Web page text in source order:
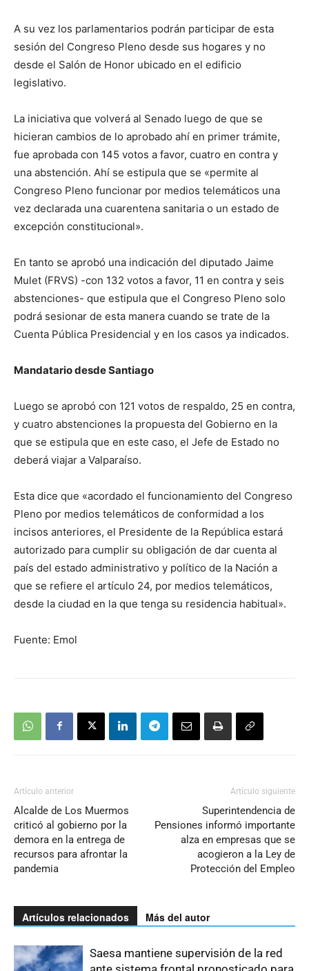
A su vez los parlamentarios podrán participar de esta
sesión del Congreso Pleno desde sus hogares y no
desde el Salón de Honor ubicado en el edificio
legislativo.
La iniciativa que volverá al Senado luego de que se
hicieran cambios de lo aprobado ahí en primer trámite,
fue aprobada con 145 votos a favor, cuatro en contra y
una abstención. Ahí se estipula que se «permite al
Congreso Pleno funcionar por medios telemáticos una
vez declarada una cuarentena sanitaria o un estado de
excepción constitucional».
En tanto se aprobó una indicación del diputado Jaime
Mulet (FRVS) -con 132 votos a favor, 11 en contra y seis
abstenciones- que estipula que el Congreso Pleno solo
podrá sesionar de esta manera cuando se trate de la
Cuenta Pública Presidencial y en los casos ya indicados.
Mandatario desde Santiago
Luego se aprobó con 121 votos de respaldo, 25 en contra,
y cuatro abstenciones la propuesta del Gobierno en la
que se estipula que en este caso, el Jefe de Estado no
deberá viajar a Valparaíso.
Esta dice que «acordado el funcionamiento del Congreso
Pleno por medios telemáticos de conformidad a los
incisos anteriores, el Presidente de la República estará
autorizado para cumplir su obligación de dar cuenta al
país del estado administrativo y político de la Nación a
que se refiere el artículo 24, por medios telemáticos,
desde la ciudad en la que tenga su residencia habitual».
Fuente: Emol
Artículo anterior
Alcalde de Los Muermos
criticó al gobierno por la
demora en la entrega de
recursos para afrontar la
pandemia
Artículo siguiente
Superintendencia de
Pensiones informó importante
alza en empresas que se
acogieron a la Ley de
Protección del Empleo
Artículos relacionados Más del autor
Saesa mantiene supervisión de la red